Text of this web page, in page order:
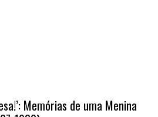
Memórias de uma Menina